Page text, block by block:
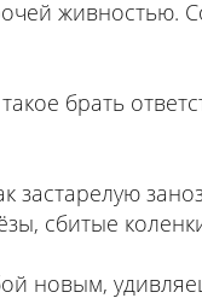
живностью.
брать
застарелую
сбитые
новым,